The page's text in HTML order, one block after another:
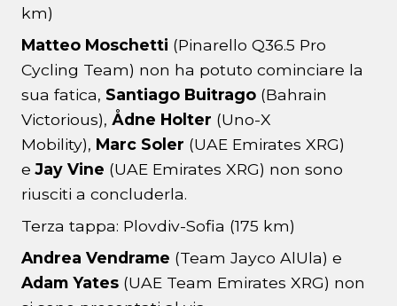
km)
Matteo Moschetti (Pinarello Q36.5 Pro
Cycling Team) non ha potuto cominciare la
sua fatica, Santiago Buitrago (Bahrain
Victorious), Ådne Holter (Uno-X
Mobility), Marc Soler (UAE Emirates XRG)
e Jay Vine (UAE Emirates XRG) non sono
riusciti a concluderla.
Terza tappa: Plovdiv-Sofia (175 km)
Andrea Vendrame (Team Jayco AlUla) e
Adam Yates (UAE Team Emirates XRG) non